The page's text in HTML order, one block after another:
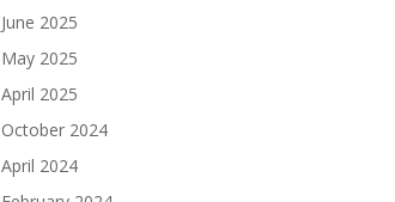
June 2025
May 2025
April 2025
October 2024
April 2024